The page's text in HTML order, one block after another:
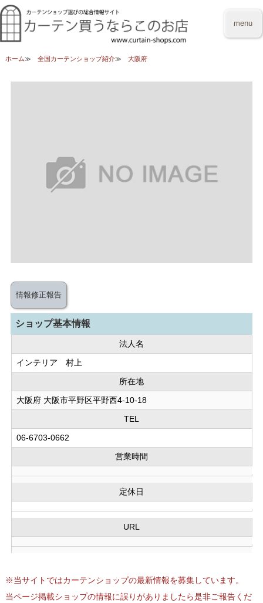
menu
ホーム 全国カーテンショップ紹介 大阪府
情報修正報告
ショップ基本情報
法人名
インテリア 村上
所在地
大阪府 大阪市平野区平野西4-10-18
TEL
06-6703-0662
営業時間
定休日
URL
※当サイトではカーテンショップの最新情報を募集しています。
当ページ掲載ショップの情報に誤りがありましたら是非ご報告くだ